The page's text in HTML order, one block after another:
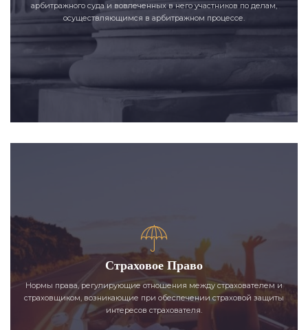
арбитражного суда и вовлеченных в него участников по делам,
осуществляющимся в арбитражном процессе.
Страховое Право
Нормы права, регулирующие отношения между страхователем и
страховщиком, возникающие при обеспечении страховой защиты
интересов страхователя.